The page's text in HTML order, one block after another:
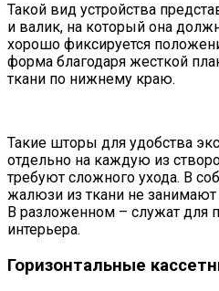
Такой вид устройства
и валик, на который она
хорошо фиксируется
форма благодаря жесткой
ткани по нижнему краю.
Такие шторы для удобства
отдельно на каждую из
требуют сложного ухода. В
жалюзи из ткани не занимают
В разложенном – служат для
интерьера.
Горизонтальные